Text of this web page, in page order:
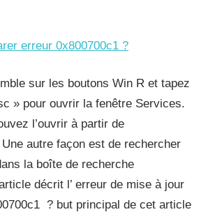
erreur 0x800700c1 ?
sur les boutons Win R et tapez
» pour ouvrir la fenêtre Services.
l’ouvrir à partir de
autre façon est de rechercher
la boîte de recherche
décrit l’ erreur de mise à jour
? but principal de cet article